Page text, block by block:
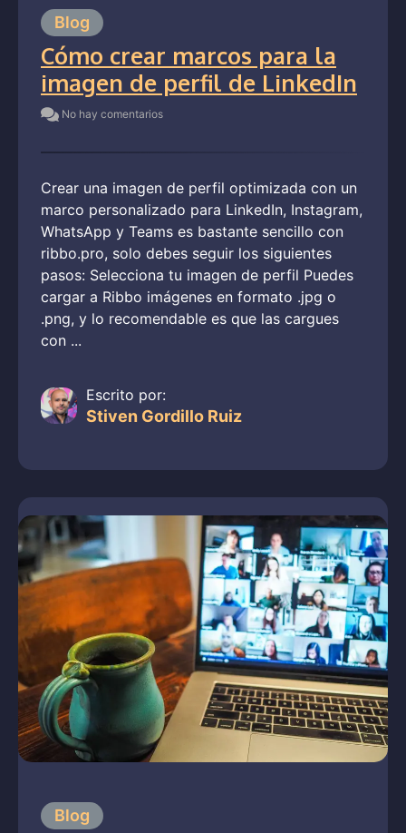
Blog
Cómo crear marcos para la
imagen de perfil de LinkedIn
No hay comentarios
Crear una imagen de perfil optimizada con un
marco personalizado para LinkedIn, Instagram,
WhatsApp y Teams es bastante sencillo con
ribbo.pro, solo debes seguir los siguientes
pasos: Selecciona tu imagen de perfil Puedes
cargar a Ribbo imágenes en formato .jpg o
.png, y lo recomendable es que las cargues
con ...
Escrito por:
Stiven Gordillo Ruiz
Blog